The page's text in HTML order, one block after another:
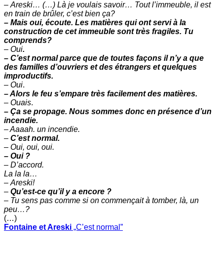
– Areski… (…) Là je voulais savoir… Tout l’immeuble, il est
en train de brûler, c’est bien ça?
– Mais oui, écoute. Les matières qui ont servi à la
construction de cet immeuble sont très fragiles. Tu
comprends?
– Oui.
– C’est normal parce que de toutes façons il n’y a que
des familles d’ouvriers et des étrangers et quelques
improductifs.
– Oui.
– Alors le feu s’empare très facilement des matières.
– Ouais.
– Ça se propage. Nous sommes donc en présence d’un
incendie.
– Aaaah. un incendie.
– C’est normal.
– Oui, oui, oui.
– Oui ?
– D’accord.
La la la…
– Areski!
– Qu’est-ce qu’il y a encore ?
– Tu sens pas comme si on commençait à tomber, là, un
peu…?
(…)
Fontaine et Areski „C’est normal”